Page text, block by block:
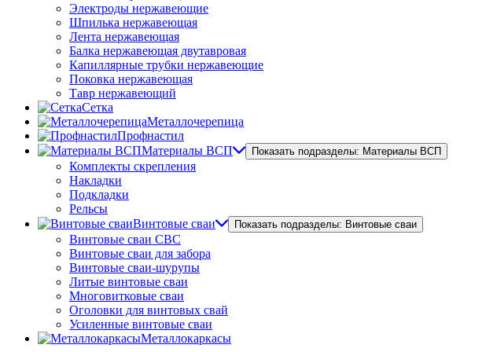
Электроды нержавеющие
Шпилька нержавеющая
Лента нержавеющая
Балка нержавеющая двутавровая
Капиллярные трубки нержавеющие
Поковка нержавеющая
Тавр нержавеющий
Сетка
Металлочерепица
Профнастил
Материалы ВСП
Показать подразделы: Материалы ВСП
Комплекты скрепления
Накладки
Подкладки
Рельсы
Винтовые сваи
Показать подразделы: Винтовые сваи
Винтовые сваи СВС
Винтовые сваи для забора
Винтовые сваи-шурупы
Литые винтовые сваи
Многовитковые сваи
Оголовки для винтовых свай
Усиленные винтовые сваи
Металлокаркасы